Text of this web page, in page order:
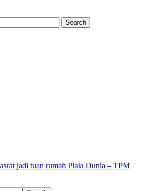
jadi tuan rumah Piala Dunia – TPM